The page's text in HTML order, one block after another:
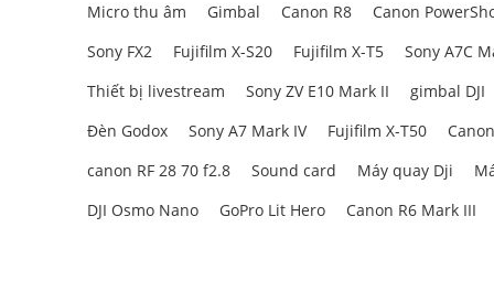
Micro thu âm Gimbal Canon R8
Canon
Sony FX2
Fujifilm X-S20 Fujifilm X-T5
Sony A7C
Thiết bị livestream
Sony ZV E10 Mark II
gimbal DJI
Đèn Godox
Sony A7 Mark IV Fujifilm X-T50
canon RF 28 70 f2.8
Sound card Máy quay Dji
DJI Osmo Nano
GoPro Lit Hero Canon R6 Mark III